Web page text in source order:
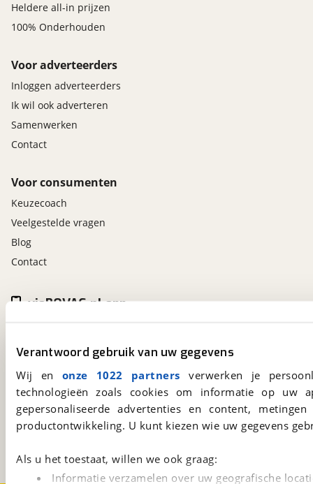
Verantwoord gebruik van uw gegevens
Wij en onze 1022 partners verwerken je
technologieën zoals cookies om informatie op
gepersonaliseerde advertenties en content,
productontwikkeling. U kunt kiezen wie uw gegevens
Als u het toestaat, willen we ook graag:
Informatie verzamelen over uw geografische
Heldere all-in prijzen
100% Onderhouden
Voor adverteerders
Inloggen adverteerders
Ik wil ook adverteren
Samenwerken
Contact
Voor consumenten
Keuzecoach
Veelgestelde vragen
Blog
Contact
viaBOVAG.nl
Kosterijland
15
3981 AJBunnik
viaBOVAG.nl app